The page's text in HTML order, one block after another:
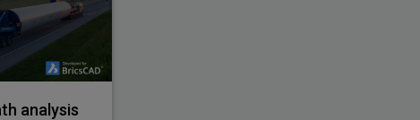
analysis